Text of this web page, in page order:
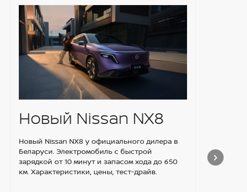
Новый Nissan NX8
Новый Nissan NX8 у официального дилера в
Беларуси. Электромобиль с быстрой
зарядкой от 10 минут и запасом хода до 650
км. Характеристики, цены, тест-драйв.